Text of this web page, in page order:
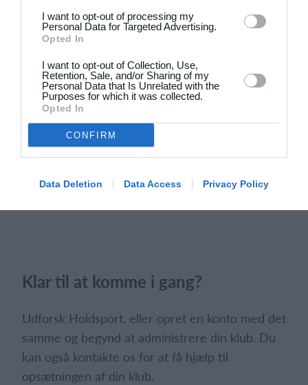
I want to opt-out of processing my
Personal Data for Targeted Advertising.
Opted In
I want to opt-out of Collection, Use,
Retention, Sale, and/or Sharing of my
Personal Data that Is Unrelated with the
Purposes for which it was collected.
Opted In
CONFIRM
Data Deletion Data Access Privacy Policy
Solens Børn
19. juni
Drengene 1 4 FC Frederikberg
Klar til at komme i gang?
Udforsk Holdsport, eller opret en konto med det
samme og begynd at administrere din klub. Du
kan også kontakte os for at få hjælp til
opsætningen af din klub.